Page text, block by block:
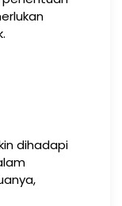
dihadapi